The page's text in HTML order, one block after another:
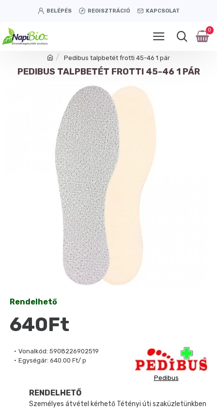
BELÉPÉS REGISZTRÁCIÓ KAPCSOLAT
0
Pedibus talpbetét frotti 45-46 1 pár
PEDIBUS TALPBETÉT FROTTI 45-46 1 PÁR
Vonalkód: 5908226902519
Egységár: 640.00 Ft/ p
Pedibus
Rendelhető
640Ft
RENDELHETŐ
Személyes átvétel kérhető Tétényi úti szaküzletünkben